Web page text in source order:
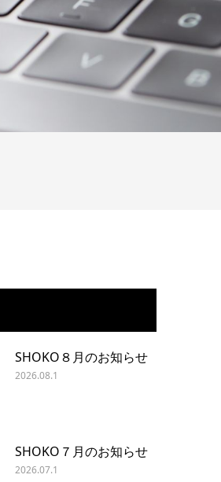
SHOKO８月のお知らせ
2026.08.1
SHOKO７月のお知らせ
2026.07.1